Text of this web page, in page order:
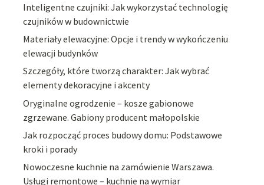
Inteligentne czujniki: Jak wykorzystać technologię
czujników w budownictwie
Materiały elewacyjne: Opcje i trendy w wykończeniu
elewacji budynków
Szczegóły, które tworzą charakter: Jak wybrać
elementy dekoracyjne i akcenty
Oryginalne ogrodzenie – kosze gabionowe
zgrzewane. Gabiony producent małopolskie
Jak rozpocząć proces budowy domu: Podstawowe
kroki i porady
Nowoczesne kuchnie na zamówienie Warszawa.
Usługi remontowe – kuchnie na wymiar